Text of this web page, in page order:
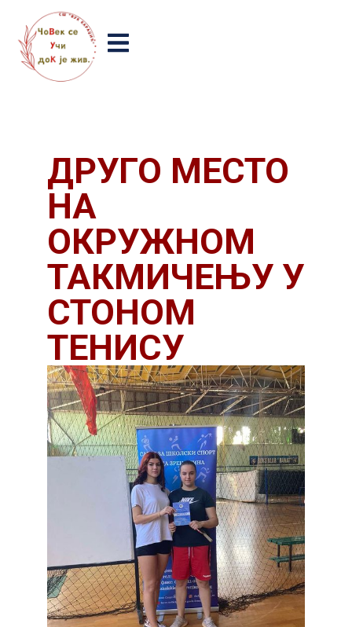
ДРУГО МЕСТО
НА
ОКРУЖНОМ
ТАКМИЧЕЊУ У
СТОНОМ
ТЕНИСУ